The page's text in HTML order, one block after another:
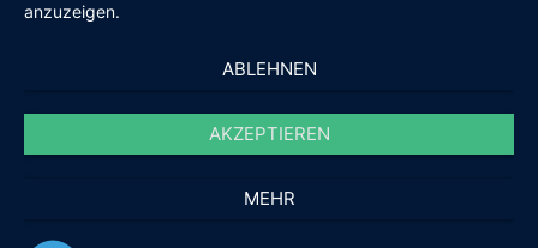
anzuzeigen.
ABLEHNEN
AKZEPTIEREN
MEHR